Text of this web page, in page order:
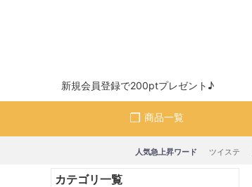
新規会員登録で200ptプレゼント♪
商品一覧
人気急上昇ワード ツイステ
カテゴリ一覧